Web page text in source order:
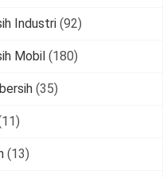
Industri (92)
Mobil (180)
(35)
(13)